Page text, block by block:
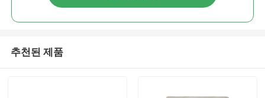
추천된 제품